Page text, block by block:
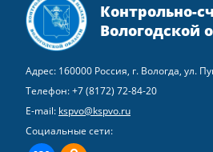
Контрольно-
Вологодской
Адрес: 160000 Россия, г. Вологда, ул.
Телефон:+7 (8172) 72-84-20
E-mail: kspvo@kspvo.ru
Социальные сети: